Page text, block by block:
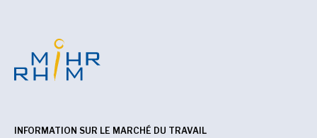
INFORMATION SUR LE MARCHÉ DU TRAVAIL